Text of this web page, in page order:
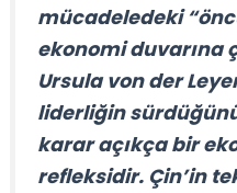
mücadeledeki
ekonomi duvarına
Ursula von der
liderliğin
karar açıkça bir
refleksidir. Çin’in